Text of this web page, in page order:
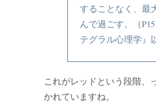
することなく、最
んで過ごす。（
テグラル心理学』
これがレッドという段階、
かれていますね。